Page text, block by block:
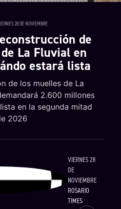
28 DE NOVIEMBRE
de
La Fluvial en
estará lista
de los muelles de La
2.600 millones
en la segunda mitad
2026
VIERNES 28
DE
NOVIEMBRE
ROSARIO
TIMES